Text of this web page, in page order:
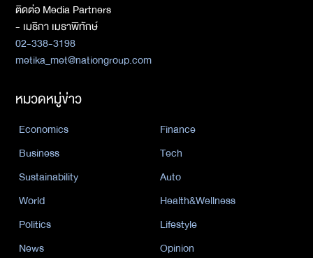
ติดต่อ Media Partners
- เมธิกา เมธาพิทักษ์
02-338-3198
metika_met@nationgroup.com
หมวดหมู่ข่าว
Economics
Finance
Business
Tech
Sustainability
Auto
World
Health&Wellness
Politics
Lifestyle
News
Opinion